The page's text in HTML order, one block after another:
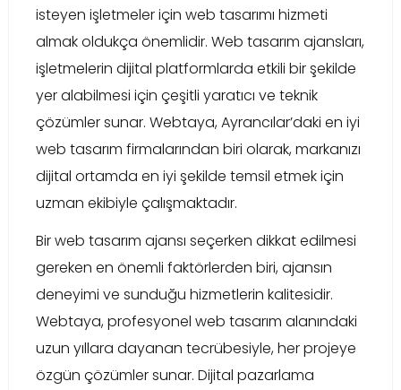
isteyen işletmeler için web tasarımı hizmeti
almak oldukça önemlidir. Web tasarım ajansları,
işletmelerin dijital platformlarda etkili bir şekilde
yer alabilmesi için çeşitli yaratıcı ve teknik
çözümler sunar. Webtaya, Ayrancılar’daki en iyi
web tasarım firmalarından biri olarak, markanızı
dijital ortamda en iyi şekilde temsil etmek için
uzman ekibiyle çalışmaktadır.
Bir web tasarım ajansı seçerken dikkat edilmesi
gereken en önemli faktörlerden biri, ajansın
deneyimi ve sunduğu hizmetlerin kalitesidir.
Webtaya, profesyonel web tasarım alanındaki
uzun yıllara dayanan tecrübesiyle, her projeye
özgün çözümler sunar. Dijital pazarlama